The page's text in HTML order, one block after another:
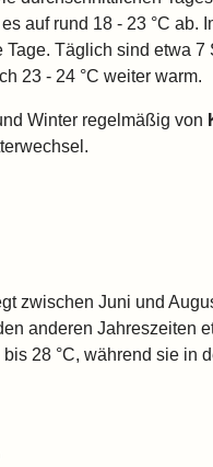
auf rund 18 - 23 °C
Täglich sind etwa
23 - 24 °C weiter warm.
Winter regelmäßig von
zwischen Juni und
anderen Jahreszeiten
28 °C, während sie in